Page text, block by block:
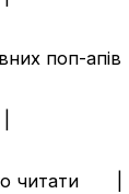
поп-апів |
читати |